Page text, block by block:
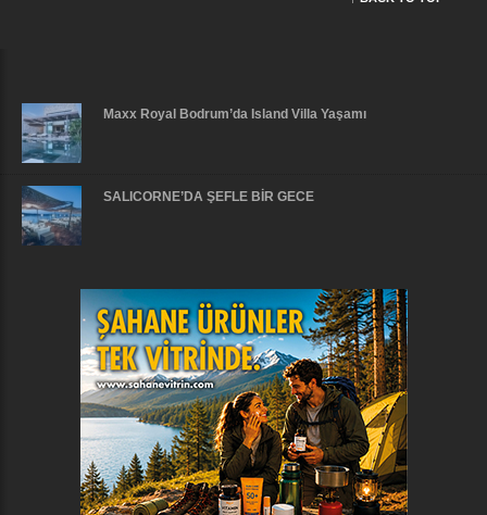
Maxx Royal Bodrum’da Island Villa Yaşamı
SALICORNE’DA ŞEFLE BİR GECE